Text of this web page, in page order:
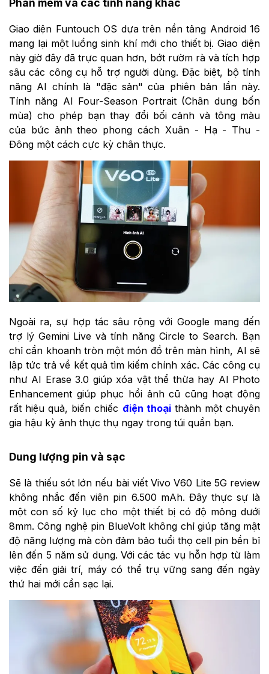
Phần mềm và các tính năng khác
Giao diện Funtouch OS dựa trên nền tảng Android 16
mang lại một luồng sinh khí mới cho thiết bị. Giao diện
này giờ đây đã trực quan hơn, bớt rườm rà và tích hợp
sâu các công cụ hỗ trợ người dùng. Đặc biệt, bộ tính
năng AI chính là "đặc sản" của phiên bản lần này.
Tính năng AI Four-Season Portrait (Chân dung bốn
mùa) cho phép bạn thay đổi bối cảnh và tông màu
của bức ảnh theo phong cách Xuân - Hạ - Thu -
Đông một cách cực kỳ chân thực.
Ngoài ra, sự hợp tác sâu rộng với Google mang đến
trợ lý Gemini Live và tính năng Circle to Search. Bạn
chỉ cần khoanh tròn một món đồ trên màn hình, AI sẽ
lập tức trả về kết quả tìm kiếm chính xác. Các công cụ
như AI Erase 3.0 giúp xóa vật thể thừa hay AI Photo
Enhancement giúp phục hồi ảnh cũ cũng hoạt động
rất hiệu quả, biến chiếc điện thoạithành một chuyên
gia hậu kỳ ảnh thực thụ ngay trong túi quần bạn.
Dung lượng pin và sạc
Sẽ là thiếu sót lớn nếu bài viết Vivo V60 Lite 5G review
không nhắc đến viên pin 6.500 mAh. Đây thực sự là
một con số kỷ lục cho một thiết bị có độ mỏng dưới
8mm. Công nghệ pin BlueVolt không chỉ giúp tăng mật
độ năng lượng mà còn đảm bảo tuổi thọ cell pin bền bỉ
lên đến 5 năm sử dụng. Với các tác vụ hỗn hợp từ làm
việc đến giải trí, máy có thể trụ vững sang đến ngày
thứ hai mới cần sạc lại.